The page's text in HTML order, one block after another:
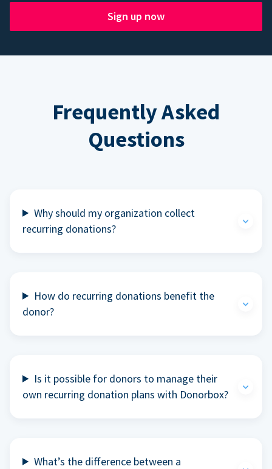
Sign up now
Frequently Asked
Questions
Why should my organization collect
recurring donations?
How do recurring donations benefit the
donor?
Is it possible for donors to manage their
own recurring donation plans with Donorbox?
What’s the difference between a